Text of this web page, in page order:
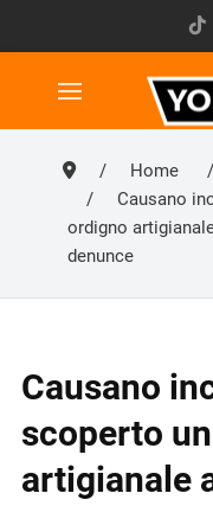
Home
Causano
ordigno
denunce
Causano
scoperto
artigianale